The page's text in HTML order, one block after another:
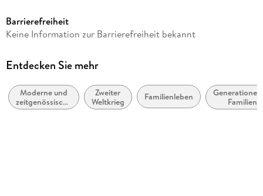
Autor/Autorin
Herausgegeben von
Sprecher/Sprecherin
Günter Grass
Barrierefreiheit
Keine Information zur Barrierefreiheit bekannt
Entdecken Sie mehr
Moderne und
zeitgenössische
Belletristik:
Zweiter
Weltkrieg
Familienleben